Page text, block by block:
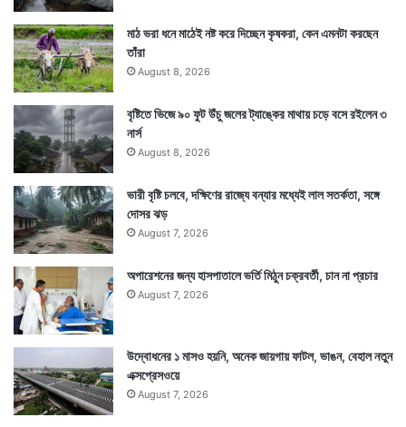
মাঠ ভরা ধনে মাঠেই নষ্ট করে দিচ্ছেন কৃষকরা, কেন এমনটা করছেন
তাঁরা
August 8, 2026
বৃষ্টিতে ভিজে ৯০ ফুট উঁচু জলের ট্যাঙ্কের মাথায় চড়ে বসে রইলেন ৩
নার্স
August 8, 2026
ভারী বৃষ্টি চলবে, দক্ষিণের রাজ্যে বন্যার মধ্যেই লাল সতর্কতা, সঙ্গে
দোসর ঝড়
August 7, 2026
অপারেশনের জন্য হাসপাতালে ভর্তি মিঠুন চক্রবর্তী, চান না প্রচার
August 7, 2026
উদ্বোধনের ১ মাসও হয়নি, অনেক জায়গায় ফাটল, ভাঙন, বেহাল নতুন
এক্সপ্রেসওয়ে
August 7, 2026